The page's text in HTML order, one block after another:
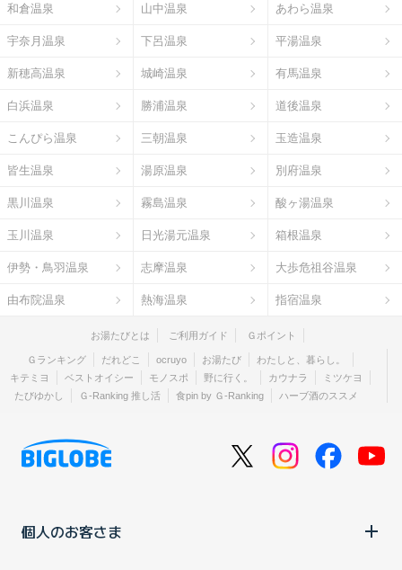
和倉温泉 山中温泉 あわら温泉
宇奈月温泉 下呂温泉 平湯温泉
新穂高温泉 城崎温泉 有馬温泉
白浜温泉 勝浦温泉 道後温泉
こんぴら温泉 三朝温泉 玉造温泉
皆生温泉 湯原温泉 別府温泉
黒川温泉 霧島温泉 酸ヶ湯温泉
玉川温泉 日光湯元温泉 箱根温泉
伊勢・鳥羽温泉 志摩温泉 大歩危祖谷温泉
由布院温泉 熱海温泉 指宿温泉
お湯たびとは ご利用ガイド Ｇポイント
Ｇランキング だれどこ ocruyo お湯たび
わたしと、暮らし。
キテミヨ
ベストオイシー モノスポ 野に行く。 カウナラ
ミツケヨ
たびゆかし
Ｇ-Ranking 推し活 食pin by Ｇ-Ranking ハーブ酒のススメ
個人のお客さま